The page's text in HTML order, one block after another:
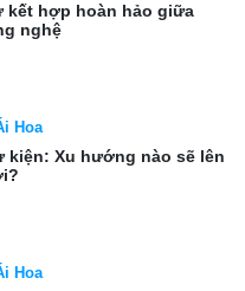
kết hợp hoàn hảo giữa
nghệ
Hoa
kiện: Xu hướng nào sẽ lên
Hoa